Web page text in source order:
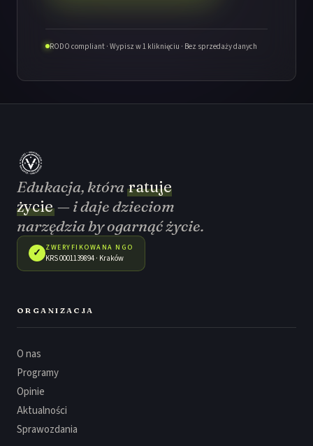
RODO compliant · Wypisz w 1 kliknięciu · Bez sprzedaży danych
Edukacja, która ratuje
życie — i daje dzieciom
narzędzia by ogarnąć życie.
✓ ZWERYFIKOWANA NGO
KRS 0001139894 · Kraków
ORGANIZACJA
O nas
Programy
Opinie
Aktualności
Sprawozdania